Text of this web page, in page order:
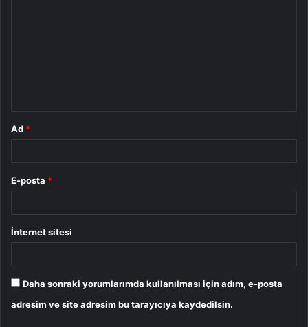
Ad *
E-posta *
İnternet sitesi
Daha sonraki yorumlarımda kullanılması için adım, e-posta
adresim ve site adresim bu tarayıcıya kaydedilsin.